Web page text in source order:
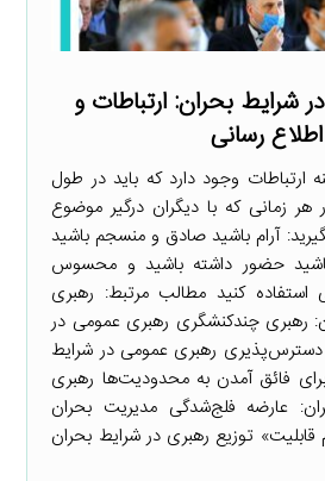
شرایط بحران: ارتباطات و
اطلاع رسانی
ارتباطات وجود دارد که باید در طول
زمانی که با دیگران درگیر موضوع
آرام باشید صادق و منسجم باشید
حضور داشته باشید و محسوس
استفاده کنید مطالب مرتبط: رهبری
رهبری چندکنشگری رهبری عمومی در
رهبری عمومی در شرایط
فائق آمدن به محدودیت‌ها رهبری
عارضه فلج‌شدگی مدیریت بحران
توزیع رهبری در شرایط بحران